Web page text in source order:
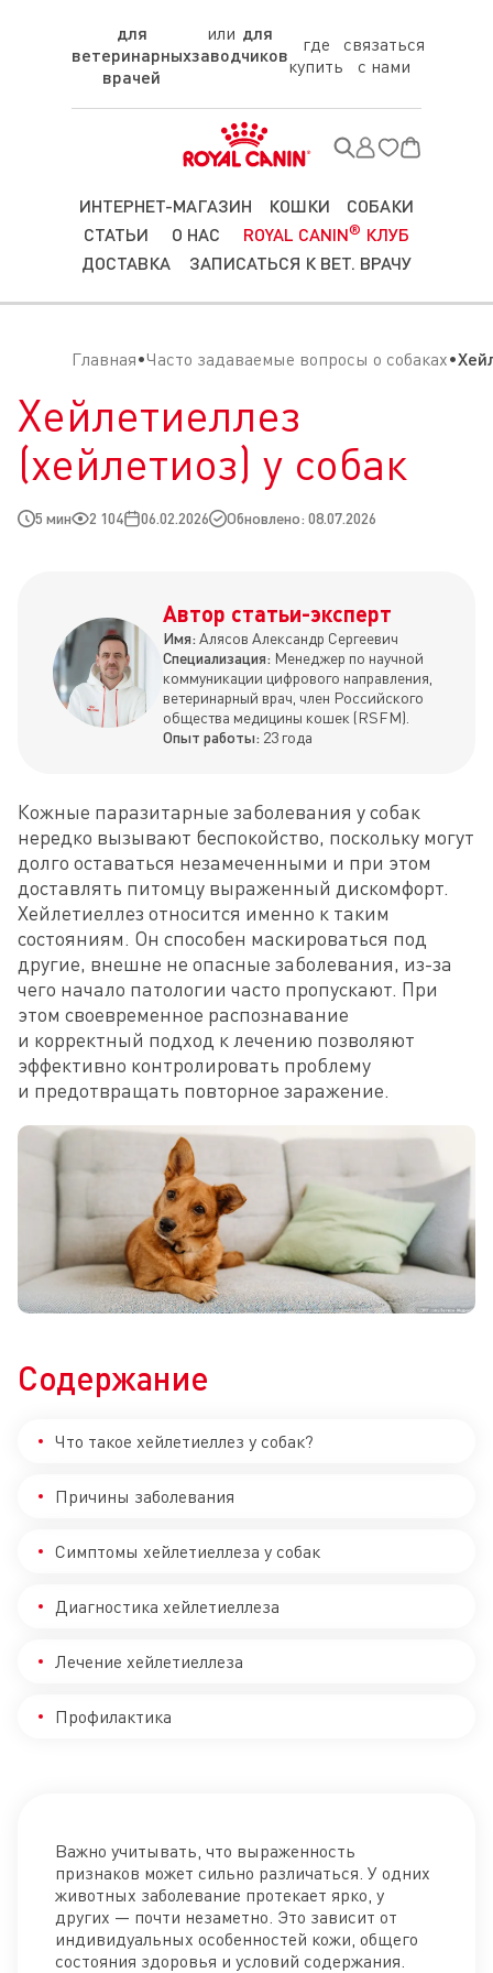
для
ветеринарных
врачей
для
заводчиков
где
купить
связаться
с нами
ИНТЕРНЕТ-МАГАЗИН КОШКИ
СОБАКИ
СТАТЬИ
О НАС ROYAL CANIN® КЛУБ
ДОСТАВКА
ЗАПИСАТЬСЯ К ВЕТ. ВРАЧУ
Главная Часто задаваемые вопросы о собаках
Хейлетиеллез
(хейлетиоз) у собак
5 мин 2 104 06.02.2026 Обновлено: 08.07.2026
Автор статьи-эксперт
Имя: Алясов Александр Сергеевич
Специализация: Менеджер по научной
коммуникации цифрового направления,
ветеринарный врач, член Российского
общества медицины кошек (RSFM).
Опыт работы: 23 года
Кожные паразитарные заболевания у собак
нередко вызывают беспокойство, поскольку могут
долго оставаться незамеченными и при этом
доставлять питомцу выраженный дискомфорт.
Хейлетиеллез относится именно к таким
состояниям. Он способен маскироваться под
другие, внешне не опасные заболевания, из-за
чего начало патологии часто пропускают. При
этом своевременное распознавание
и корректный подход к лечению позволяют
эффективно контролировать проблему
и предотвращать повторное заражение.
Содержание
Что такое хейлетиеллез у собак?
Причины заболевания
Симптомы хейлетиеллеза у собак
Диагностика хейлетиеллеза
Лечение хейлетиеллеза
Профилактика
Важно учитывать, что выраженность
признаков может сильно различаться. У одних
животных заболевание протекает ярко, у
других — почти незаметно. Это зависит от
индивидуальных особенностей кожи, общего
состояния здоровья и условий содержания.